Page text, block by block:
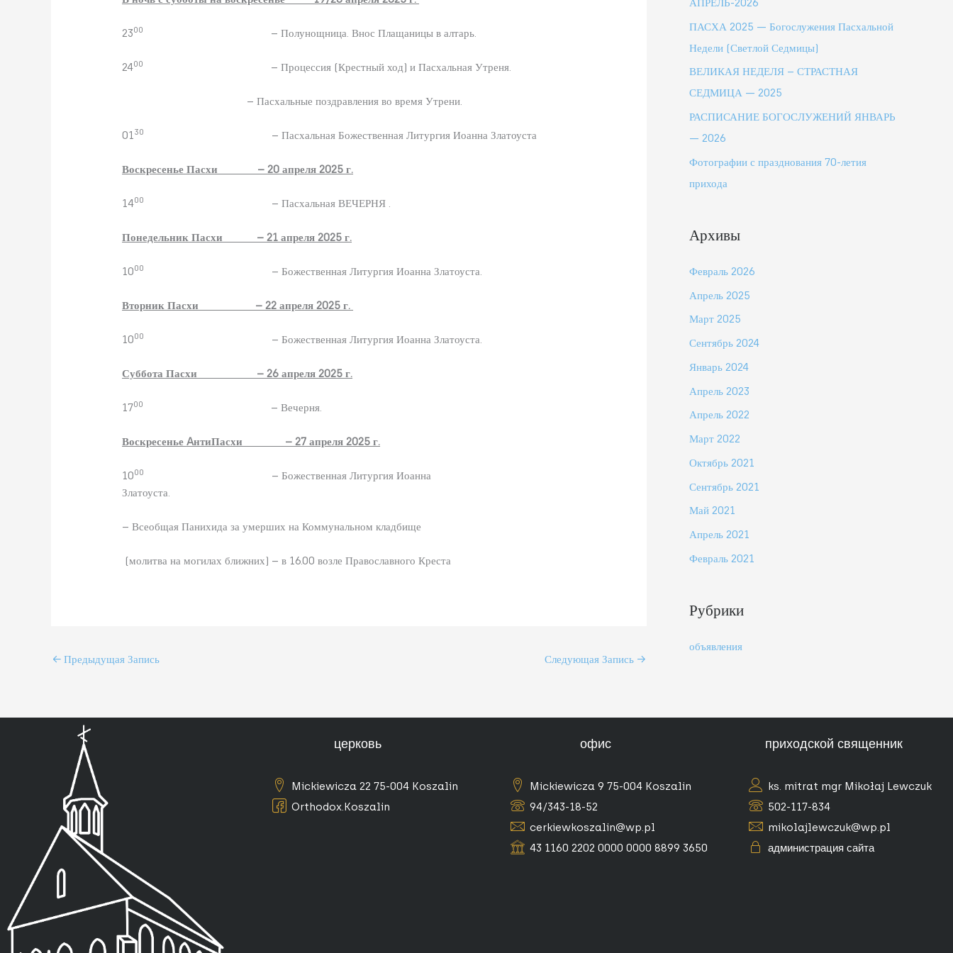
2300 – Полунощница. Внос Плащаницы в алтарь.
2400 – Процессия (Крестный ход) и Пасхальная Утреня.
– Пасхальные поздравления во время Утрени.
0130 – Пасхальная Божественная Литургия Иоанна Златоуста
Воскресенье Пасхи – 20 апреля 2025 г.
1400 – Пасхальная ВЕЧЕРНЯ .
Понедельник Пасхи – 21 апреля 2025 г.
1000 – Божественная Литургия Иоанна Златоуста.
Вторник Пасхи – 22 апреля 2025 г.
1000 – Божественная Литургия Иоанна Златоуста.
Суббота Пасхи – 26 апреля 2025 г.
1700 – Вечерня.
ВоскресеньеAнтиПасхи – 27 апреля 2025 г.
1000 – Божественная Литургия Иоанна
Златоуста.
– Всеобщая Панихида за умерших на Коммунальном кладбище
(молитва на могилах ближних) – в 16.00 возле Православного Креста
← Предыдущая Запись Следующая Запись →
АПРЕЛЬ-2026
ПАСХА 2025 — Богослужения Пасхальной
Недели (Светлой Седмицы)
ВЕЛИКАЯ НЕДЕЛЯ – СТРАСТНАЯ
СЕДМИЦА — 2025
РАСПИСАНИЕ БОГОСЛУЖЕНИЙ ЯНВАРЬ
— 2026
Фотографии с празднования 70-летия
прихода
Архивы
Февраль 2026
Апрель 2025
Март 2025
Сентябрь 2024
Январь 2024
Апрель 2023
Апрель 2022
Март 2022
Октябрь 2021
Сентябрь 2021
Май 2021
Апрель 2021
Февраль 2021
Рубрики
объявления
церковь
Mickiewicza 22 75-004 Koszalin
Orthodox.Koszalin
офис
Mickiewicza 9 75-004 Koszalin
94/343-18-52
cerkiewkoszalin@wp.pl
43 1160 2202 0000 0000 8899 3650
приходской священник
ks. mitrat mgr Mikołaj Lewczuk
502-117-834
mikolajlewczuk@wp.pl
администрация сайта